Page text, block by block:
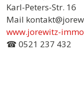
Karl-Peters-Str. 16
Mail
www.jorewitz-
☎ 0521 237 432